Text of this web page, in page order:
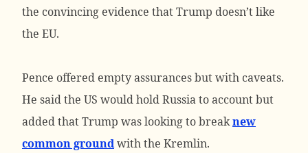
the convincing evidence that Trump doesn’t like
the EU.
Pence offered empty assurances but with caveats.
He said the US would hold Russia to account but
added that Trump was looking to breaknew
common groundwith the Kremlin.